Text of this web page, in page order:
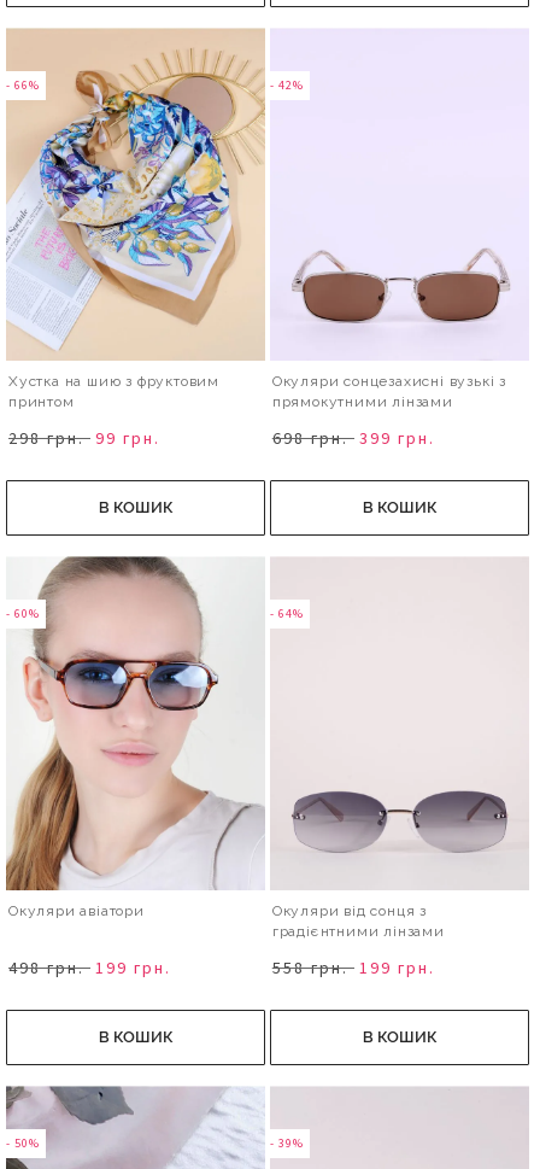
- 66%
Хустка на шию з фруктовим
принтом
298 грн. 99 грн.
В КОШИК
- 42%
Окуляри сонцезахисні вузькі з
прямокутними лінзами
698 грн. 399 грн.
В КОШИК
- 60%
Окуляри авіатори
498 грн. 199 грн.
В КОШИК
- 64%
Окуляри від сонця з
градієнтними лінзами
558 грн. 199 грн.
В КОШИК
- 50% - 39%